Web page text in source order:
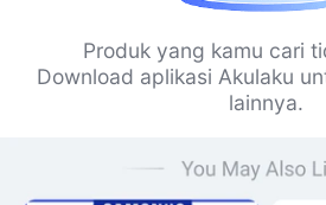
Produk yang kamu cari
Download aplikasi Akulaku
lainnya.